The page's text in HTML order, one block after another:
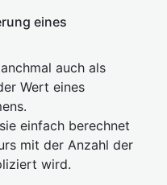
eines
auch als
Wert eines
einfach berechnet
mit der Anzahl der
wird.